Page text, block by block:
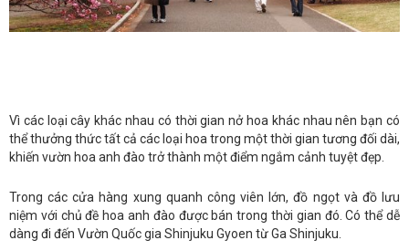
Vì các loại cây khác nhau có thời gian nở hoa khác nhau nên bạn có
thể thưởng thức tất cả các loại hoa trong một thời gian tương đối dài,
khiến vườn hoa anh đào trở thành một điểm ngắm cảnh tuyệt đẹp.
Trong các cửa hàng xung quanh công viên lớn, đồ ngọt và đồ lưu
niệm với chủ đề hoa anh đào được bán trong thời gian đó. Có thể dễ
dàng đi đến Vườn Quốc gia Shinjuku Gyoen từ Ga Shinjuku.